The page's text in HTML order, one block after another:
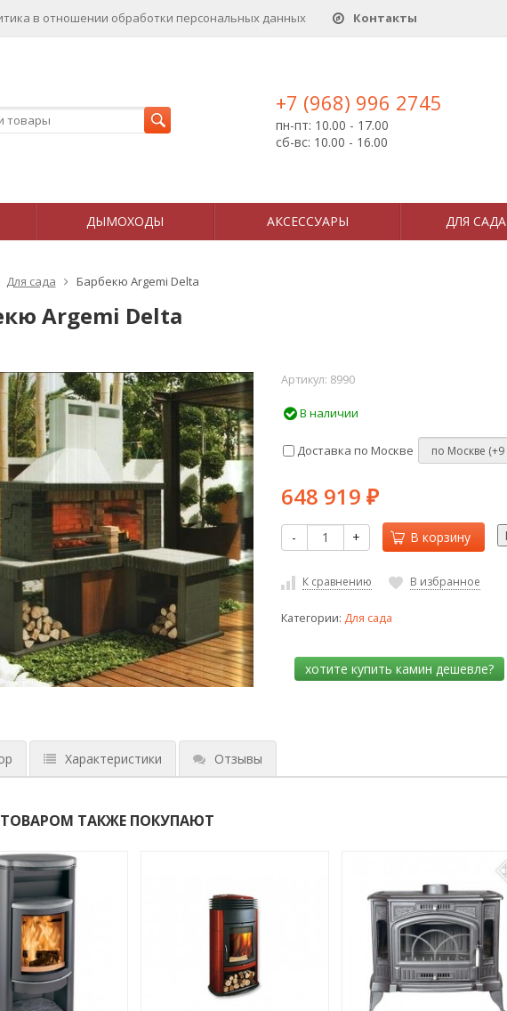
в отношении обработки персональных данныx Контакты
+7 (968) 996 2745
пн-пт: 10.00 - 17.00
сб-вс: 10.00 - 16.00
ДЫМОХОДЫ АКСЕССУАРЫ ДЛЯ САДА
Для сада Барбекю Argemi Delta
Argemi Delta
Артикул: 8990
В наличии
Доставка по Москве
648 919 ₽
- + В корзину
К сравнению В избранное
Категории: Для сада
Характеристики Отзывы
ТАКЖЕ ПОКУПАЮТ